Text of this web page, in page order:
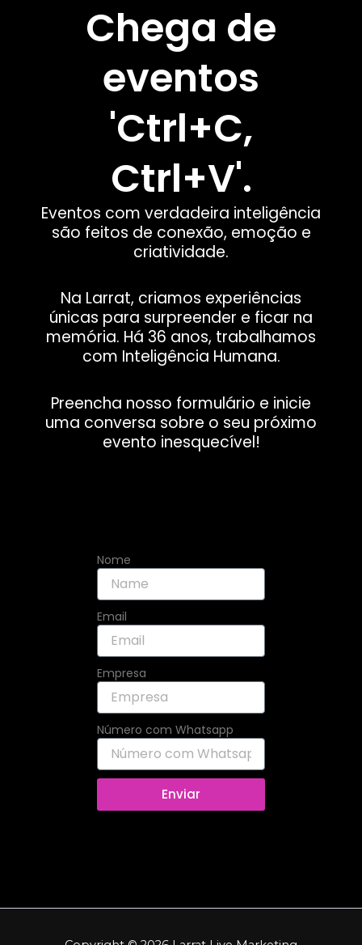
Chega de
eventos
'Ctrl+C,
Ctrl+V'.
Eventos com verdadeira inteligência
são feitos de conexão, emoção e
criatividade.
Na Larrat, criamos experiências
únicas para surpreender e ficar na
memória. Há 36 anos, trabalhamos
com Inteligência Humana.
Preencha nosso formulário e inicie
uma conversa sobre o seu próximo
evento inesquecível!
Nome
Email
Empresa
Número com Whatsapp
Enviar